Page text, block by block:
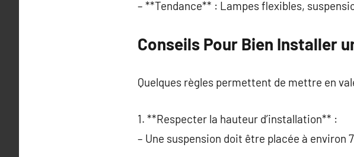
– **Tendance** : Lampes flexibles,
Conseils Pour Bien Installer
Quelques règles permettent de mettre en
1. **Respecter la hauteur d’installation** :
– Une suspension doit être placée à environ